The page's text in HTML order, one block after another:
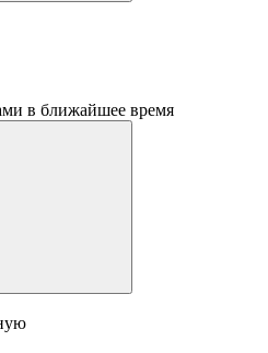
в ближайшее время